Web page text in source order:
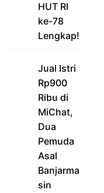
HUT RI
ke-78
Lengkap!
Jual Istri
Rp900
Ribu di
MiChat,
Dua
Pemuda
Asal
Banjarma
sin